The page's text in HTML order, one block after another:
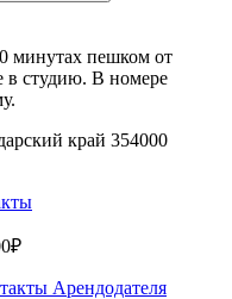
минутах пешком от
в студию. В номере
край 354000
Арендодателя